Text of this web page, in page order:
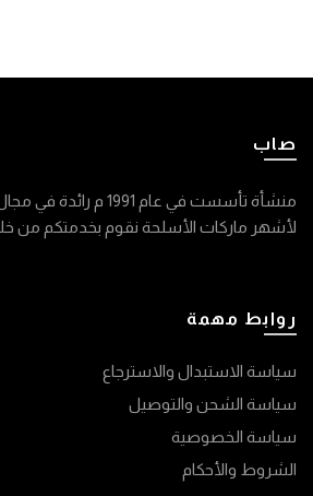
صاب
منشأة تأسست في عام 1991
لأشهر ماركات الأسلحة نقوم بخدمتكم من خلال ١٣ فرع حول
روابط مهمة
سياسة الاستبدال والاسترجاع
سياسة الشحن والتوصيل
سياسة الخصوصية
الشروط والأحكام